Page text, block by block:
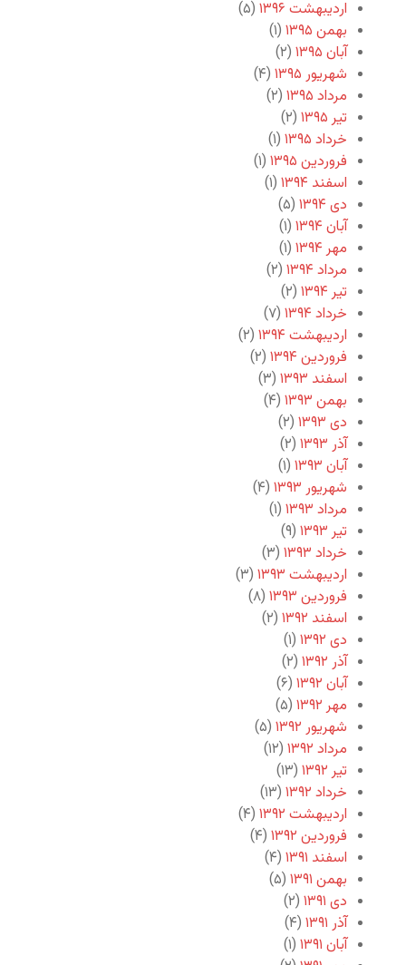
اردیبهشت ۱۳۹۶
(۵)
بهمن ۱۳۹۵
(۱)
آبان ۱۳۹۵
(۲)
شهریور ۱۳۹۵
(۴)
مرداد ۱۳۹۵
(۲)
تیر ۱۳۹۵
(۲)
خرداد ۱۳۹۵
(۱)
فروردین ۱۳۹۵
(۱)
اسفند ۱۳۹۴
(۱)
دی ۱۳۹۴
(۵)
آبان ۱۳۹۴
(۱)
مهر ۱۳۹۴
(۱)
مرداد ۱۳۹۴
(۲)
تیر ۱۳۹۴
(۲)
خرداد ۱۳۹۴
(۷)
اردیبهشت ۱۳۹۴
(۲)
فروردین ۱۳۹۴
(۲)
اسفند ۱۳۹۳
(۳)
بهمن ۱۳۹۳
(۴)
دی ۱۳۹۳
(۲)
آذر ۱۳۹۳
(۲)
آبان ۱۳۹۳
(۱)
شهریور ۱۳۹۳
(۴)
مرداد ۱۳۹۳
(۱)
تیر ۱۳۹۳
(۹)
خرداد ۱۳۹۳
(۳)
اردیبهشت ۱۳۹۳
(۳)
فروردین ۱۳۹۳
(۸)
اسفند ۱۳۹۲
(۲)
دی ۱۳۹۲
(۱)
آذر ۱۳۹۲
(۲)
آبان ۱۳۹۲
(۶)
مهر ۱۳۹۲
(۵)
شهریور ۱۳۹۲
(۵)
مرداد ۱۳۹۲
(۱۲)
تیر ۱۳۹۲
(۱۳)
خرداد ۱۳۹۲
(۱۳)
اردیبهشت ۱۳۹۲
(۴)
فروردین ۱۳۹۲
(۴)
اسفند ۱۳۹۱
(۴)
بهمن ۱۳۹۱
(۵)
دی ۱۳۹۱
(۲)
آذر ۱۳۹۱
(۴)
آبان ۱۳۹۱
(۱)